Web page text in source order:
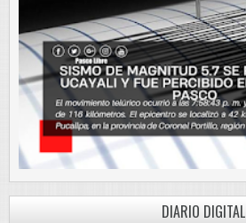
DIARIO DIGITAL